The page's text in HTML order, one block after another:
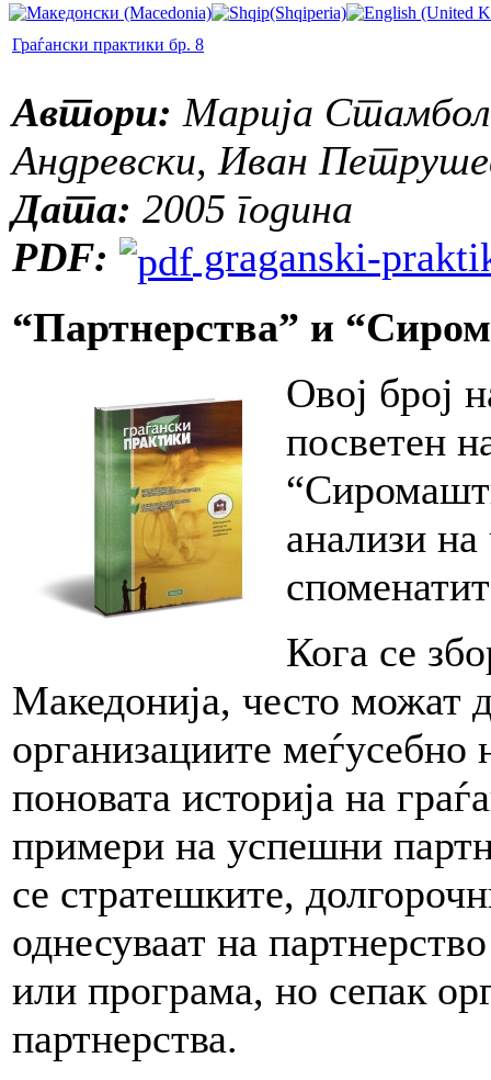
Граѓански практики бр. 8
Автори: Марија
Андревски, Иван
Дата: 2005 година
PDF:
graganski-
“Партнерства” и
Овој број
посветен
анализи
Кога се
Македонија, често можат
организациите меѓусебно
поновата историја на
примери на успешни
се стратешките,
однесуваат на
или програма, но сепак
партнерства.